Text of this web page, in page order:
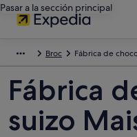
Pasar a la sección principal
Broc Fábrica de
Fábrica
suizo